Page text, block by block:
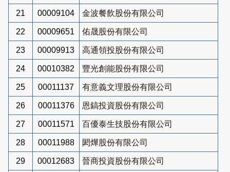
21 00009104 金波餐飲股份有限公司
22 00009651 佑晟股份有限公司
23 00009913 高通領投股份有限公司
24 00010382 豐光創能股份有限公司
25 00011137 有意義文理股份有限公司
26 00011376 恩鎬投資股份有限公司
27 00011571 百優泰生技股份有限公司
28 00011988 閎燁股份有限公司
29 00012683 晉商投資股份有限公司